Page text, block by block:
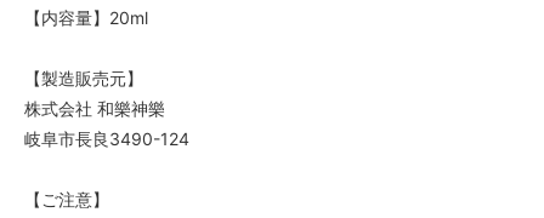
【内容量】20ml
【製造販売元】
株式会社 和樂神樂
岐阜市長良3490-124
【ご注意】